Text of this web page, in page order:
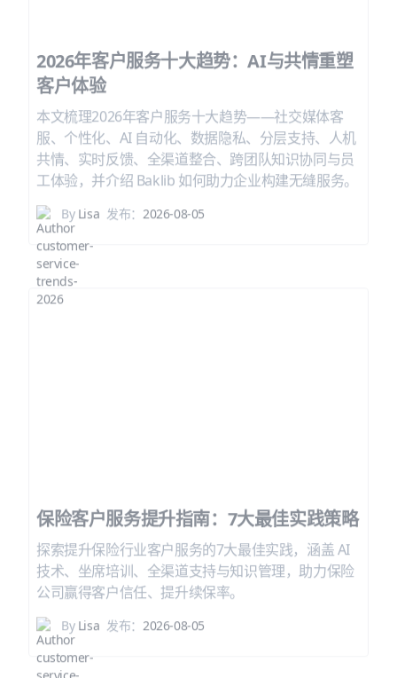
2026年客户服务十大趋势：AI与共情重塑
客户体验
本文梳理2026年客户服务十大趋势——社交媒体客
服、个性化、AI 自动化、数据隐私、分层支持、人机
共情、实时反馈、全渠道整合、跨团队知识协同与员
工体验，并介绍 Baklib 如何助力企业构建无缝服务。
ByLisa 发布：2026-08-05
保险客户服务提升指南：7大最佳实践策略
探索提升保险行业客户服务的7大最佳实践，涵盖 AI
技术、坐席培训、全渠道支持与知识管理，助力保险
公司赢得客户信任、提升续保率。
ByLisa 发布：2026-08-05